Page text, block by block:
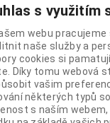
s využitím
webu
naše služby a
cookies si
Díky tomu webová
vašim
některých typů
s naším